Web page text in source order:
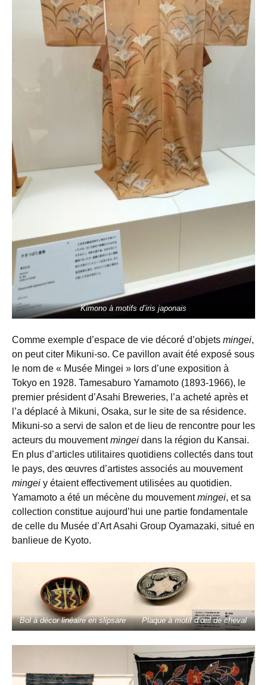
Kimono à motifs d’iris japonais
Comme exemple d’espace de vie décoré d’objets mingei,
on peut citer Mikuni-so. Ce pavillon avait été exposé sous
le nom de « Musée Mingei » lors d’une exposition à
Tokyo en 1928. Tamesaburo Yamamoto (1893-1966), le
premier président d’Asahi Breweries, l’a acheté après et
l’a déplacé à Mikuni, Osaka, sur le site de sa résidence.
Mikuni-so a servi de salon et de lieu de rencontre pour les
acteurs du mouvementmingei dans la région du Kansai.
En plus d’articles utilitaires quotidiens collectés dans tout
le pays, des œuvres d’artistes associés au mouvement
mingei y étaient effectivement utilisées au quotidien.
Yamamoto a été un mécène du mouvementmingei, et sa
collection constitue aujourd’hui une partie fondamentale
de celle du Musée d’Art Asahi Group Oyamazaki, situé en
banlieue de Kyoto.
Bol à décor linéaire en slipsare Plaque à motif d’œil de cheval